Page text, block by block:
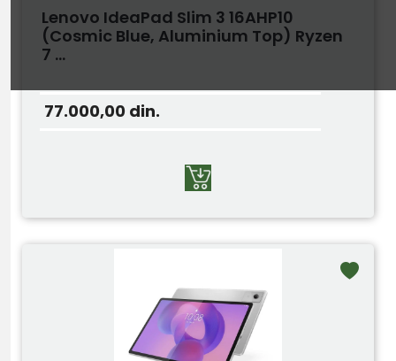
Lenovo IdeaPad Slim 3 16AHP10
(Cosmic Blue, Aluminium Top) Ryzen
7 ...
77.000,00 din.